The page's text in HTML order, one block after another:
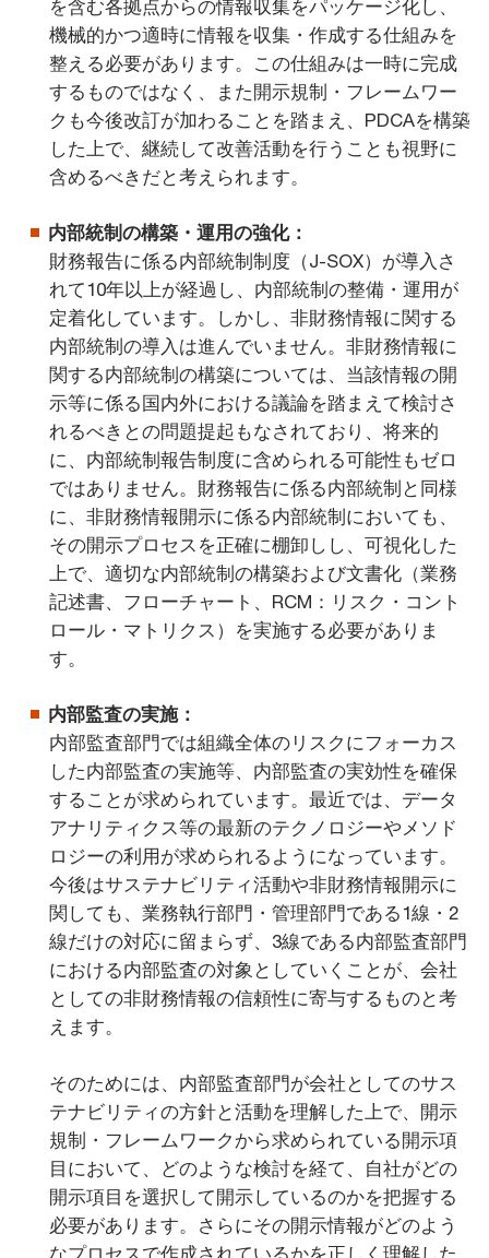
を含む各拠点からの情報収集をパッケージ化し、
機械的かつ適時に情報を収集・作成する仕組みを
整える必要があります。この仕組みは一時に完成
するものではなく、また開示規制・フレームワー
クも今後改訂が加わることを踏まえ、PDCAを構築
した上で、継続して改善活動を行うことも視野に
含めるべきだと考えられます。
内部統制の構築・運用の強化：
財務報告に係る内部統制制度（J-SOX）が導入さ
れて10年以上が経過し、内部統制の整備・運用が
定着化しています。しかし、非財務情報に関する
内部統制の導入は進んでいません。非財務情報に
関する内部統制の構築については、当該情報の開
示等に係る国内外における議論を踏まえて検討さ
れるべきとの問題提起もなされており、将来的
に、内部統制報告制度に含められる可能性もゼロ
ではありません。財務報告に係る内部統制と同様
に、非財務情報開示に係る内部統制においても、
その開示プロセスを正確に棚卸しし、可視化した
上で、適切な内部統制の構築および文書化（業務
記述書、フローチャート、RCM：リスク・コント
ロール・マトリクス）を実施する必要がありま
す。
内部監査の実施：
内部監査部門では組織全体のリスクにフォーカス
した内部監査の実施等、内部監査の実効性を確保
することが求められています。最近では、データ
アナリティクス等の最新のテクノロジーやメソド
ロジーの利用が求められるようになっています。
今後はサステナビリティ活動や非財務情報開示に
関しても、業務執行部門・管理部門である1線・2
線だけの対応に留まらず、3線である内部監査部門
における内部監査の対象としていくことが、会社
としての非財務情報の信頼性に寄与するものと考
えます。
そのためには、内部監査部門が会社としてのサス
テナビリティの方針と活動を理解した上で、開示
規制・フレームワークから求められている開示項
目において、どのような検討を経て、自社がどの
開示項目を選択して開示しているのかを把握する
必要があります。さらにその開示情報がどのよう